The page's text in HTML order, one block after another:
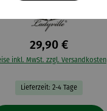
29,90 €
inkl. MwSt. zzgl. Versandkosten
Lieferzeit: 2-4 Tage